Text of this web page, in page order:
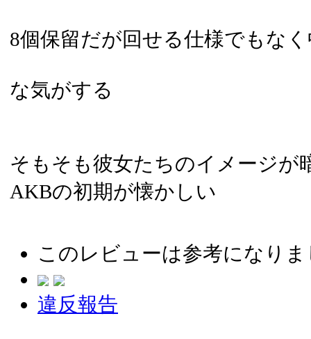
8個保留だが回せる仕様でもな
な気がする
そもそも彼女たちのイメージが
AKBの初期が懐かしい
このレビューは参考になり
違反報告